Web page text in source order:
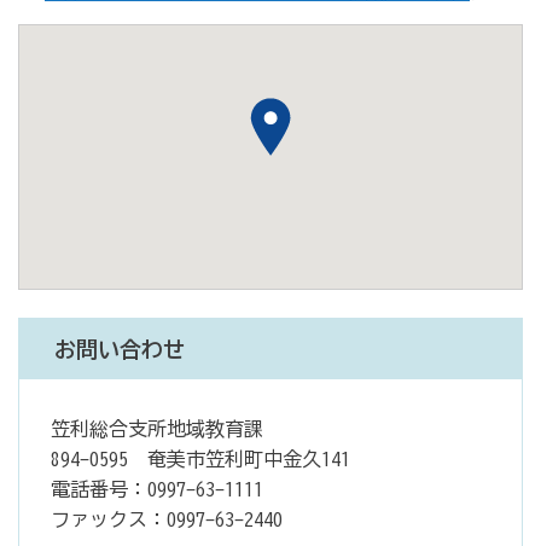
お問い合わせ
笠利総合支所地域教育課
894-0595 奄美市笠利町中金久141
電話番号：0997-63-1111
ファックス：0997-63-2440